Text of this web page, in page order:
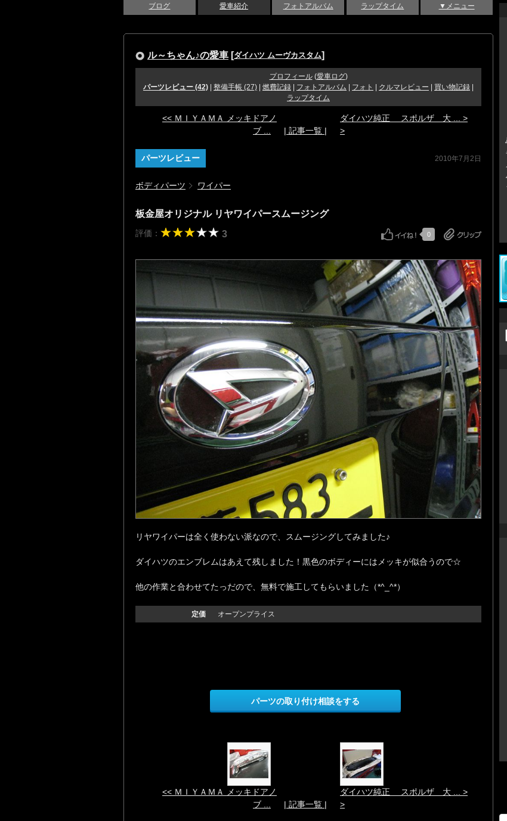
ブログ 愛車紹介 フォトアルバム ラップタイム ▼メニュー
ル～ちゃん♪の愛車 [ダイハツ ムーヴカスタム]
プロフィール(愛車ログ)
パーツレビュー (42)
整備手帳 (27) 燃費記録 フォトアルバム フォト クルマレビュー 買い物記録
ラップタイム
<< ＭＩＹＡＭＡ メッキドアノ
ブ ...
| 記事一覧 |
ダイハツ純正 スポルザ 大 ... >
>
パーツレビュー 2010年7月2日
ボディパーツ ワイパー
板金屋オリジナル リヤワイパースムージング
評価： 3 0
リヤワイパーは全く使わない派なので、スムージングしてみました♪
ダイハツのエンブレムはあえて残しました！黒色のボディーにはメッキが似合うので☆
他の作業と合わせてたっだので、無料で施工してもらいました（*^_^*）
定価 オープンプライス
パーツの取り付け相談をする
<< ＭＩＹＡＭＡ メッキドアノ
ブ ...
| 記事一覧 |
ダイハツ純正 スポルザ 大 ... >
>